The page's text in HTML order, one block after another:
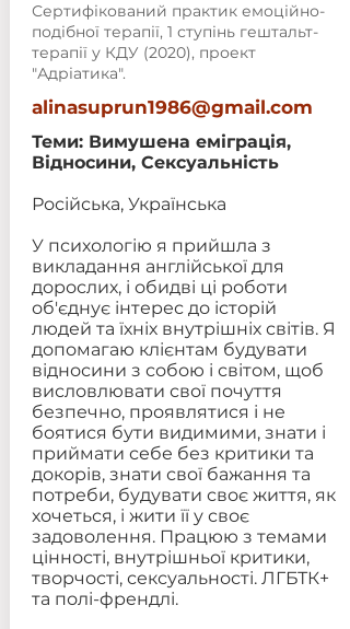
Сертифікований практик емоційно-
подібної терапії, 1 ступінь гештальт-
терапії у КДУ (2020), проект
"Адріатика".
alinasuprun1986@gmail.com
Теми: Вимушена еміграція,
Відносини, Сексуальність
Російська, Українська
У психологію я прийшла з
викладання англійської для
дорослих, і обидві ці роботи
об'єднує інтерес до історій
людей та їхніх внутрішніх світів. Я
допомагаю клієнтам будувати
відносини з собою і світом, щоб
висловлювати свої почуття
безпечно, проявлятися і не
боятися бути видимими, знати і
приймати себе без критики та
докорів, знати свої бажання та
потреби, будувати своє життя, як
хочеться, і жити її у своє
задоволення. Працюю з темами
цінності, внутрішньої критики,
творчості, сексуальності. ЛГБТК+
та полі-френдлі.